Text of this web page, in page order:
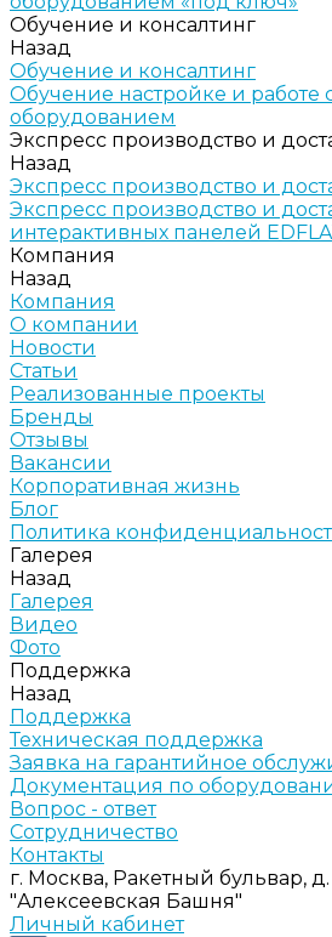
Обучение и консалтинг
Назад
Обучение и консалтинг
Обучение настройке и работе
оборудованием
Экспресс производство и
Назад
Экспресс производство и
Экспресс производство и
интерактивных панелей
Компания
Назад
Компания
О компании
Новости
Статьи
Реализованные проекты
Бренды
Отзывы
Вакансии
Корпоративная жизнь
Блог
Политика
Галерея
Назад
Галерея
Видео
Фото
Поддержка
Назад
Поддержка
Техническая поддержка
Заявка на гарантийное
Документация по
Вопрос - ответ
Сотрудничество
Контакты
г. Москва, Ракетный бульвар, д.
"Алексеевская Башня"
Личный кабинет